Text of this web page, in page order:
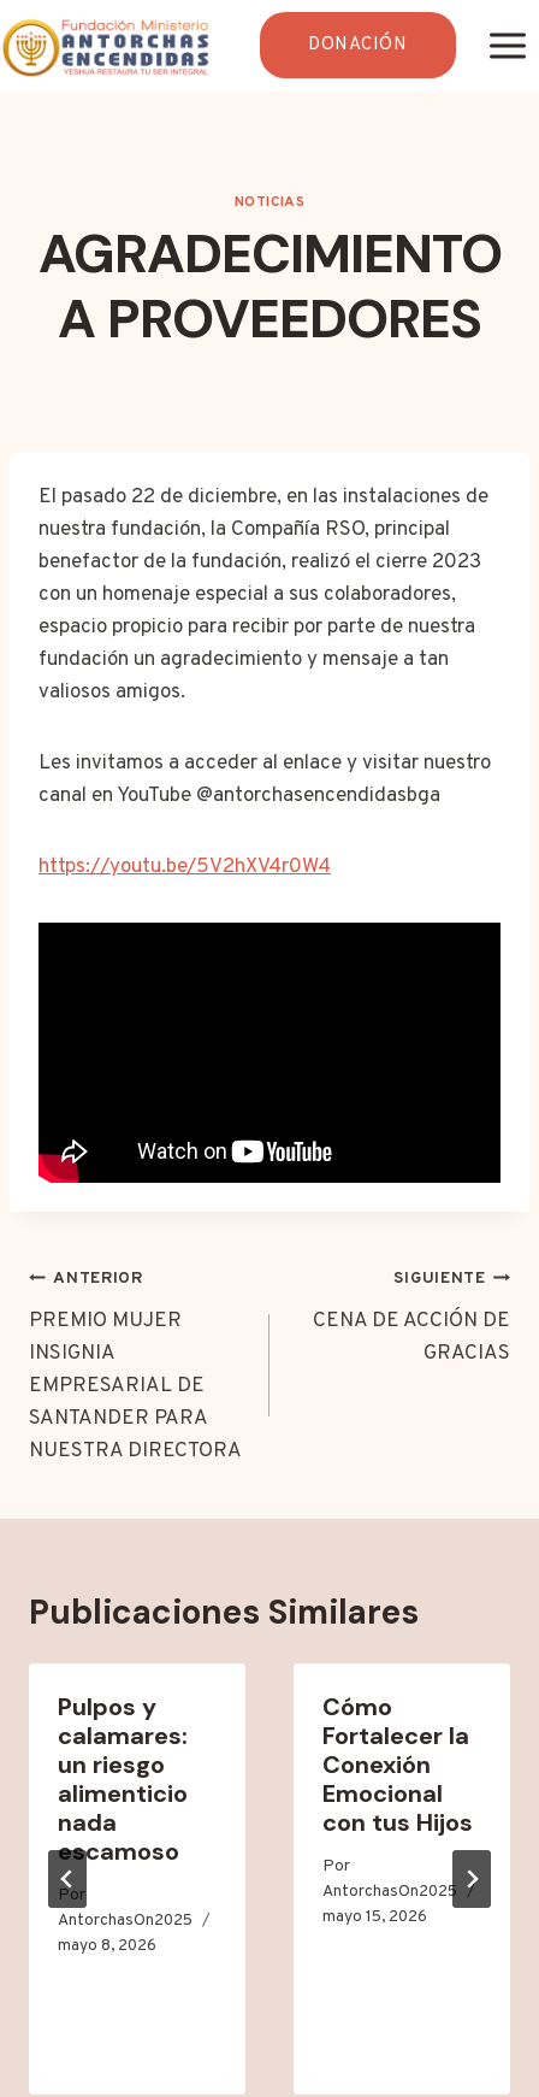
Saltar
al
contenido
DONACIÓN
NOTICIAS
AGRADECIMIENTO
A PROVEEDORES
El pasado 22 de diciembre, en las instalaciones de
nuestra fundación, la Compañía RSO, principal
benefactor de la fundación, realizó el cierre 2023
con un homenaje especial a sus colaboradores,
espacio propicio para recibir por parte de nuestra
fundación un agradecimiento y mensaje a tan
valiosos amigos.
Les invitamos a acceder al enlace y visitar nuestro
canal en YouTube @antorchasencendidasbga
https://youtu.be/5V2hXV4r0W4
Navegación
de
entradas
ANTERIOR
PREMIO MUJER
INSIGNIA
EMPRESARIAL DE
SANTANDER PARA
NUESTRA DIRECTORA
SIGUIENTE
CENA DE ACCIÓN DE
GRACIAS
Publicaciones Similares
Pulpos y
calamares:
un riesgo
alimenticio
nada
escamoso
Por
AntorchasOn2025
mayo 8, 2026
Cómo
Fortalecer la
Conexión
Emocional
con tus Hijos
Por
AntorchasOn2025
mayo 15, 2026